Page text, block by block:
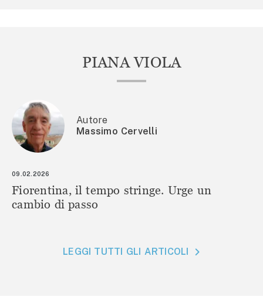
PIANA VIOLA
Autore
Massimo Cervelli
09.02.2026
Fiorentina, il tempo stringe. Urge un
cambio di passo
LEGGI TUTTI GLI ARTICOLI